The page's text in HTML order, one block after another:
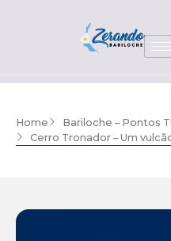
Home
Bariloche – Pontos
Cerro Tronador – Um